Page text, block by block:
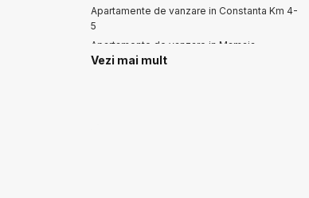
Apartamente de vanzare in Constanta Km 4-
5
Apartamente de vanzare in Mamaia
Apartamente de vanzare in Mamaia Nord
Vezi mai mult